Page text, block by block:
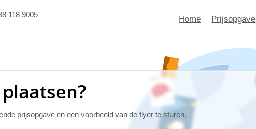
118 9005
Home Prijsopgave
prijsopgave en een voorbeeld van de flyer te sturen.